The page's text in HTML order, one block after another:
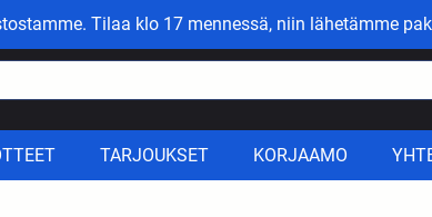
Tilaa klo 17 mennessä, niin lähetämme
TARJOUKSET KORJAAMO